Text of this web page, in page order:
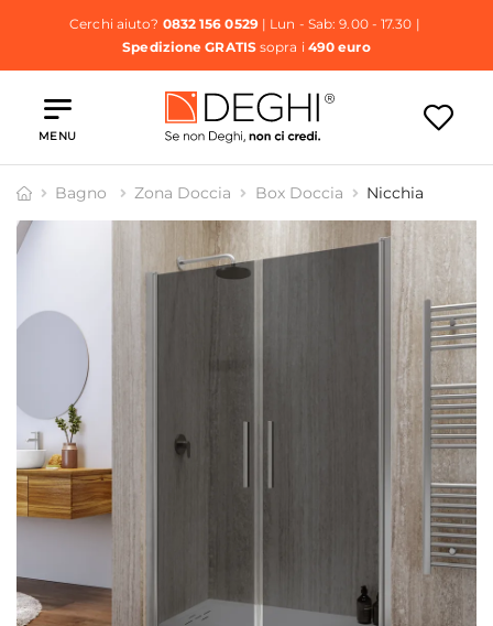
Cerchi aiuto? 0832 156 0529| Lun - Sab: 9.00 - 17.30 |
Spedizione GRATISsopra i 490 euro
MENU
Bagno Zona Doccia Box Doccia Nicchia